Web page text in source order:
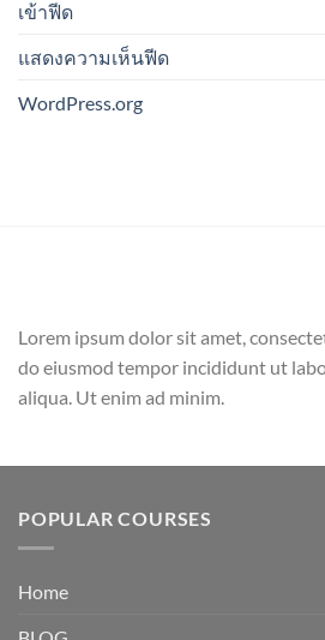
เข้าฟีด
แสดงความเห็นฟีด
WordPress.org
Lorem ipsum dolor sit amet,
do eiusmod tempor incididunt ut
aliqua. Ut enim ad minim.
POPULAR COURSES
Home